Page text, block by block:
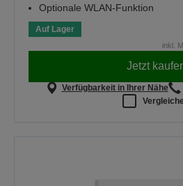
Optionale WLAN-Funktion
Auf Lager
inkl.
Jetzt
Verfügbarkeit in Ihrer Nähe